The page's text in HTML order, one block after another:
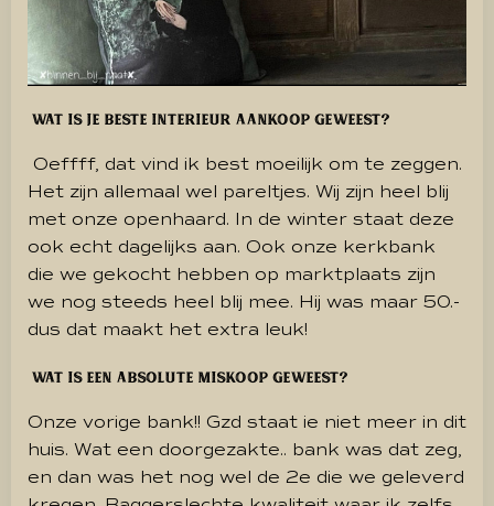
Wat is je beste interieur aankoop geweest?
Oeffff, dat vind ik best moeilijk om te zeggen.
Het zijn allemaal wel pareltjes. Wij zijn heel blij
met onze openhaard. In de winter staat deze
ook echt dagelijks aan. Ook onze kerkbank
die we gekocht hebben op marktplaats zijn
we nog steeds heel blij mee. Hij was maar 50.-
dus dat maakt het extra leuk!
Wat is een absolute miskoop geweest?
Onze vorige bank!! Gzd staat ie niet meer in dit
huis. Wat een doorgezakte.. bank was dat zeg,
en dan was het nog wel de 2e die we geleverd